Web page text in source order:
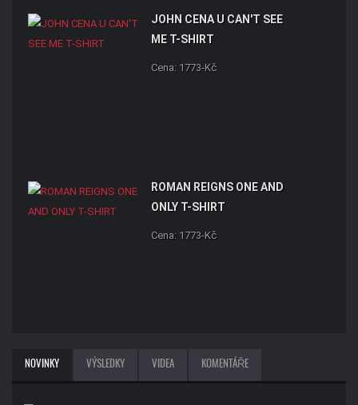
JOHN CENA U CAN'T SEE
ME T-SHIRT
Cena: 1773-Kč
ROMAN REIGNS ONE AND
ONLY T-SHIRT
Cena: 1773-Kč
NOVINKY VÝSLEDKY VIDEA KOMENTÁŘE